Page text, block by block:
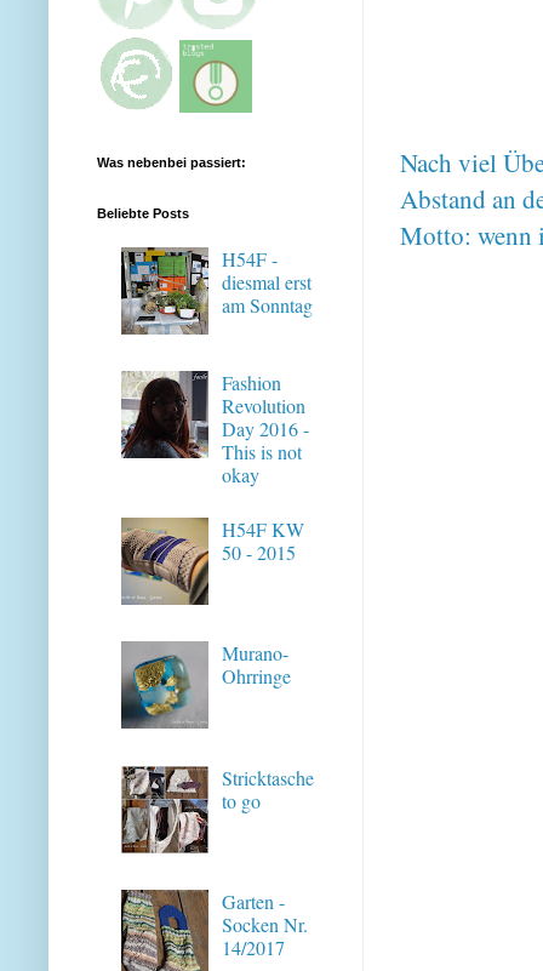
Nach viel
Abstand an
Motto: wenn
Was nebenbei passiert:
Beliebte Posts
H54F -
diesmal erst
am Sonntag
Fashion
Revolution
Day 2016 -
This is not
okay
H54F KW
50 - 2015
Murano-
Ohrringe
Stricktasche
to go
Garten -
Socken Nr.
14/2017